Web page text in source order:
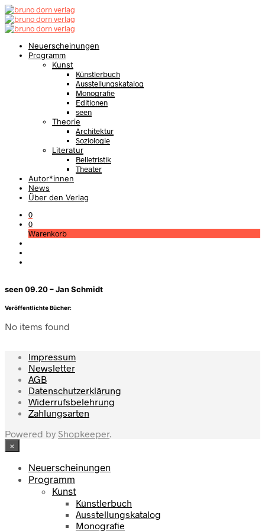
Neuerscheinungen
Programm
Kunst
Künstlerbuch
Ausstellungskatalog
Monografie
Editionen
seen
Theorie
Architektur
Soziologie
Literatur
Belletristik
Theater
Autor*innen
News
Über den Verlag
0
0
Warenkorb
seen 09.20 – Jan Schmidt
Veröffentlichte Bücher:
No items found
Impressum
Newsletter
AGB
Datenschutzerklärung
Widerrufsbelehrung
Zahlungsarten
Powered by Shopkeeper.
×
Neuerscheinungen
Programm
Kunst
Künstlerbuch
Ausstellungskatalog
Monografie